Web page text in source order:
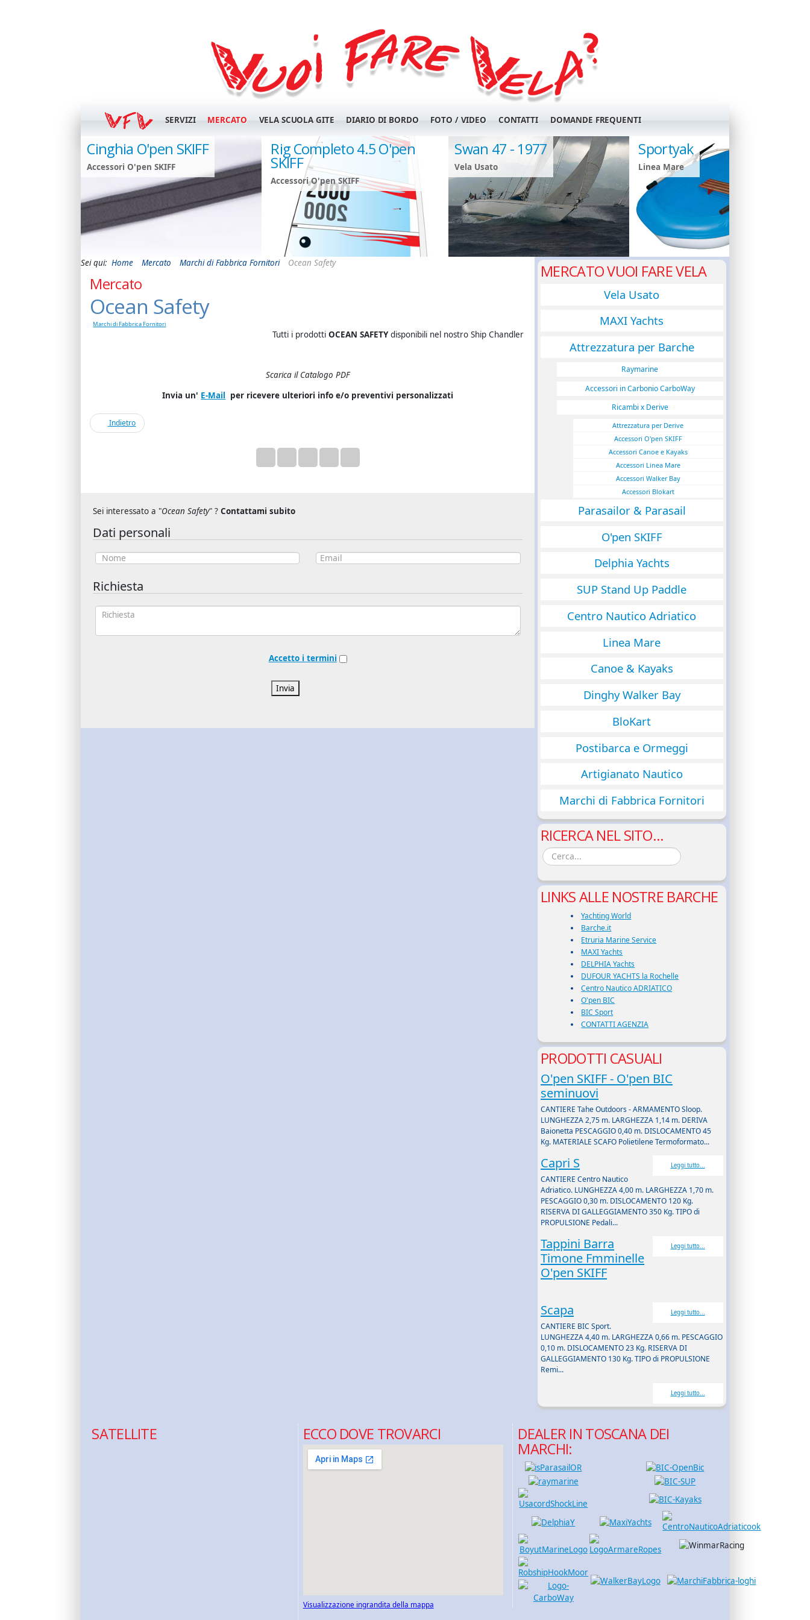
SERVIZI MERCATO VELA SCUOLA GITE DIARIO DI BORDO FOTO / VIDEO CONTATTI DOMANDE FREQUENTI
Cinghia O'pen SKIFF
Accessori O'pen SKIFF
Rig Completo 4.5 O'pen
SKIFF
Accessori O'pen SKIFF
Swan 47 - 1977
Vela Usato
Sportyak
Linea Mare
Sei qui:Home Mercato Marchi di Fabbrica Fornitori Ocean Safety
Mercato
Ocean Safety
Marchi di Fabbrica Fornitori
Tutti i prodotti OCEAN SAFETYdisponibili nel nostro Ship Chandler
Scarica il Catalogo PDF
Invia un' E-Mail per ricevere ulteriori info e/o preventivi personalizzati
Indietro
Sei interessato a "Ocean Safety" ?Contattami subito
Dati personali
Richiesta
Accetto i termini
Invia
MERCATO VUOI FARE VELA
Vela Usato
MAXI Yachts
Attrezzatura per Barche
Raymarine
Accessori in Carbonio CarboWay
Ricambi x Derive
Attrezzatura per Derive
Accessori O'pen SKIFF
Accessori Canoe e Kayaks
Accessori Linea Mare
Accessori Walker Bay
Accessori Blokart
Parasailor & Parasail
O'pen SKIFF
Delphia Yachts
SUP Stand Up Paddle
Centro Nautico Adriatico
Linea Mare
Canoe & Kayaks
Dinghy Walker Bay
BloKart
Postibarca e Ormeggi
Artigianato Nautico
Marchi di Fabbrica Fornitori
RICERCA NEL SITO...
LINKS ALLE NOSTRE BARCHE
Yachting World
Barche.it
Etruria Marine Service
MAXI Yachts
DELPHIA Yachts
DUFOUR YACHTS la Rochelle
Centro Nautico ADRIATICO
O'pen BIC
BIC Sport
CONTATTI AGENZIA
PRODOTTI CASUALI
O'pen SKIFF - O'pen BIC
seminuovi
CANTIERE Tahe Outdoors - ARMAMENTO Sloop.
LUNGHEZZA 2,75 m. LARGHEZZA 1,14 m. DERIVA
Baionetta PESCAGGIO 0,40 m. DISLOCAMENTO 45
Kg. MATERIALE SCAFO Polietilene Termoformato...
Leggi tutto...
Capri S
CANTIERE Centro Nautico
Adriatico. LUNGHEZZA 4,00 m. LARGHEZZA 1,70 m.
PESCAGGIO 0,30 m. DISLOCAMENTO 120 Kg.
RISERVA DI GALLEGGIAMENTO 350 Kg. TIPO di
PROPULSIONE Pedali...
Leggi tutto...
Tappini Barra
Timone Fmminelle
O'pen SKIFF
Leggi tutto...
Scapa
CANTIERE BIC Sport.
LUNGHEZZA 4,40 m. LARGHEZZA 0,66 m. PESCAGGIO
0,10 m. DISLOCAMENTO 23 Kg. RISERVA DI
GALLEGGIAMENTO 130 Kg. TIPO di PROPULSIONE
Remi...
Leggi tutto...
SATELLITE ECCO DOVE TROVARCI
Visualizzazione ingrandita della mappa
DEALER IN TOSCANA DEI
MARCHI: